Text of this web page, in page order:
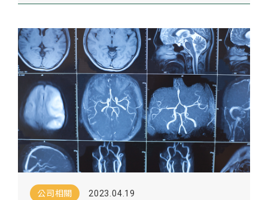
公司相關 2023.04.19